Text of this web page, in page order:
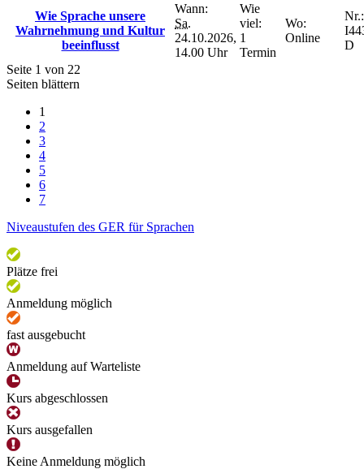
Wie Sprache unsere
Wahrnehmung und Kultur
beeinflusst
Wann:
Sa.
24.10.2026,
14.00 Uhr
Wie
viel:
1
Termin
Wo:
Online
Nr.:
D
Seite 1 von 22
Seiten blättern
1
2
3
4
5
6
7
Niveaustufen des GER für Sprachen
Plätze frei
Anmeldung möglich
fast ausgebucht
Anmeldung auf Warteliste
Kurs abgeschlossen
Kurs ausgefallen
Keine Anmeldung möglich